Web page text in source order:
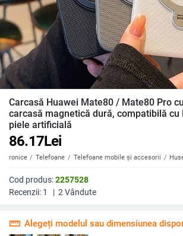
Carcasă Huawei Mate80 / Mate80 Pro
carcasă magnetică dură, compatibilă cu
piele artificială
86.17Lei
Telefoane Telefoane mobile și accesorii
Cod produs:2257528
Recenzii: 1 | 2 Vândute
straighten Alegeți modelul sau dimensiunea